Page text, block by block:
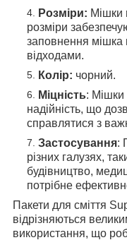
Розміри: Мішки
розміри
заповнення
відходами.
Колір: чорний.
Міцність: Мішки
надійність, що
справлятися з
Застосування:
різних галузях,
будівництво,
потрібне
Пакети для сміття
відрізняються
використання, що